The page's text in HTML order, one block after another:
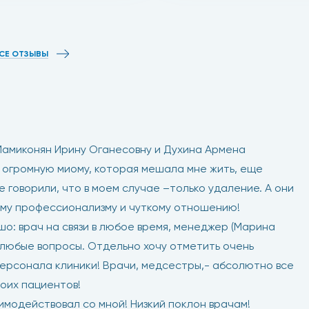
ОТЗЫВЫ
Ирину Оганесовну и Духина Армена
миому, которая мешала мне жить, еще
что в моем случае –только удаление. А они
профессионализму и чуткому отношению!
врач на связи в любое время, менеджер (Марина
вопросы. Отдельно хочу отметить очень
клиники! Врачи, медсестры,- абсолютно все
пациентов!
со мной! Низкий поклон врачам!